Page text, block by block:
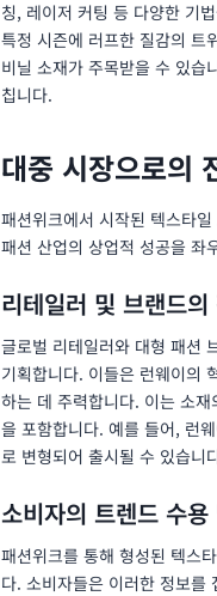
칭, 레이저 커팅 등 다양한 기
특정 시즌에 러프한 질감의 트
비닐 소재가 주목받을 수 있습
칩니다.
대중 시장으로의
패션위크에서 시작된 텍스타
패션 산업의 상업적 성공을 좌
리테일러 및 브랜드
글로벌 리테일러와 대형 패션
기획합니다. 이들은 런웨이의
하는 데 주력합니다. 이는 소
을 포함합니다. 예를 들어, 런
로 변형되어 출시될 수 있습니
소비자의 트렌드 수
패션위크를 통해 형성된 텍스
다. 소비자들은 이러한 정보를